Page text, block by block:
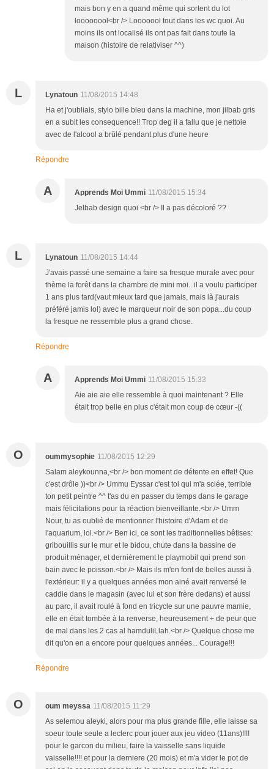
mais bon y en a quand même qui sortent du lot
loooooool<br /> Looooool tout dans les wc quoi. Au
moins ils ont localisé ils ont pas fait dans toute la
maison (histoire de relativiser ^^)
L Lynatoun 11/08/2015 14:48
Ha et j'oubliais, stylo bille bleu dans la machine, mon jilbab gris
en a subit les consequence!! Trop deg il a fallu que je nettoie
avec de l'alcool a brûlé pendant plus d'une heure
Répondre
A Apprends Moi Ummi 11/08/2015 15:34
Jelbab design quoi <br /> Il a pas décoloré ??
L Lynatoun 11/08/2015 14:44
J'avais passé une semaine a faire sa fresque murale avec pour
thème la forêt dans la chambre de mini moi...il a voulu participer
1 ans plus tard(vaut mieux tard que jamais, mais là j'aurais
préféré jamis lol) avec le marqueur noir de son popa...du coup
la fresque ne ressemble plus a grand chose.
Répondre
A Apprends Moi Ummi 11/08/2015 15:33
Aie aie aie elle ressemble à quoi maintenant ? Elle
était trop belle en plus c'était mon coup de cœur -((
O oummysophie 11/08/2015 12:29
Salam aleykounna,<br /> bon moment de détente en effet! Que
c'est drôle ))<br /> Ummu Eyssar c'est toi qui m'a sciée, terrible
ton petit peintre ^^ t'as du en passer du temps dans le garage
mais félicitations pour ta réaction bienveillante.<br /> Umm
Nour, tu as oublié de mentionner l'histoire d'Adam et de
l'aquarium, lol.<br /> Ben ici, ce sont les traditionnelles bêtises:
gribouillis sur le mur et le bidou, chute dans la bassine de
produit ménager, et dernièrement le playmobil qui prend son
bain avec le poisson.<br /> Mais ils m'en font de belles aussi à
l'extérieur: il y a quelques années mon ainé avait renversé le
caddie dans le magasin (avec lui et son frère dedans) et aussi
au parc, il avait roulé à fond en tricycle sur une pauvre mamie,
elle en était tombée à la renverse, heureusement + de peur que
de mal dans les 2 cas al hamduliLlah.<br /> Quelque chose me
dit qu'on en a encore pour quelques années... Courage!!!
Répondre
O oum meyssa 11/08/2015 11:29
As selemou aleyki, alors pour ma plus grande fille, elle laisse sa
soeur toute seule a leclerc pour jouer aux jeu video (11ans)!!!!
pour le garcon du milieu, faire la vaisselle sans liquide
vaisselle!!!! et pour la derniere (20 mois) et m'a vider le pot de